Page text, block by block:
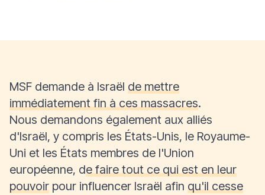
MSF demande à Israël de mettre
immédiatement fin à ces massacres.
Nous demandons également aux alliés
d'Israël, y compris les États-Unis, le Royaume-
Uni et les États membres de l'Union
européenne, de faire tout ce qui est en leur
pouvoir pour influencer Israël afin qu'il cesse